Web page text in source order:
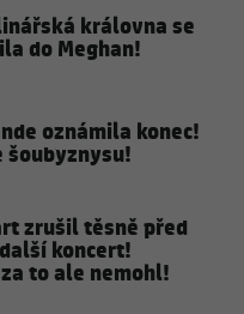
královna se
do Meghan!
oznámila konec!
šoubyznysu!
zrušil těsně před
koncert!
to ale nemohl!